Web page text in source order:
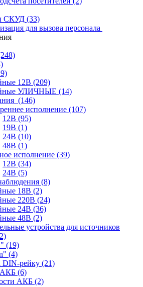
СКУД (33)
для вызова персонала
12В (209)
УЛИЧНЫЕ (14)
(146)
исполнение (107)
12В (95)
19В (1)
24В (10)
48В (1)
исполнение (39)
12В (34)
24В (5)
(8)
18В (2)
220В (24)
24В (36)
48В (2)
устройства для источников
(19)
(4)
рейку (21)
АКБ (6)
АКБ (2)